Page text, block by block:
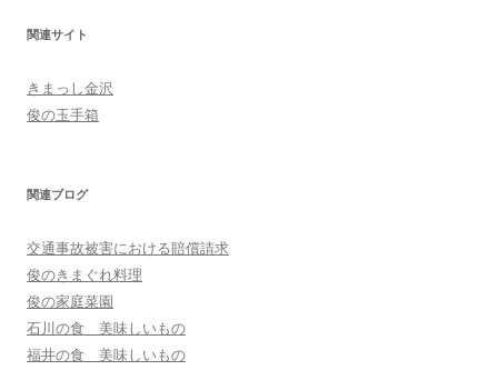
関連サイト
きまっし金沢
俊の玉手箱
関連ブログ
交通事故被害における賠償請求
俊のきまぐれ料理
俊の家庭菜園
石川の食 美味しいもの
福井の食 美味しいもの